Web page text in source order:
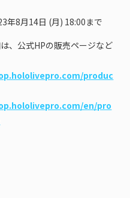
年8月14日 (月) 18:00まで
、公式HPの販売ページなど
produc
en/pro